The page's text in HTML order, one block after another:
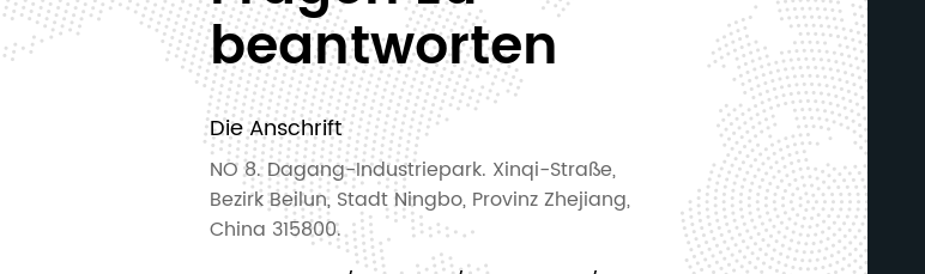
beantworten
Die Anschrift
NO 8. Dagang-Industriepark. Xinqi-Straße,
Bezirk Beilun, Stadt Ningbo, Provinz Zhejiang,
China 315800.